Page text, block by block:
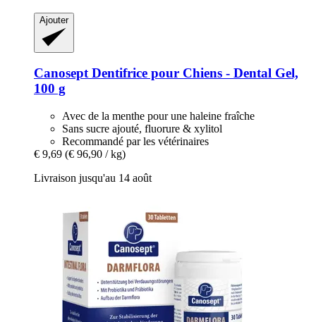
Ajouter
CanoseptDentifrice pour Chiens -​ Dental Gel,
100 g
Avec de la menthe pour une haleine fraîche
Sans sucre ajouté, fluorure & xylitol
Recommandé par les vétérinaires
€ 9,69 (€ 96,90 / kg)
Livraison jusqu'au 14 août